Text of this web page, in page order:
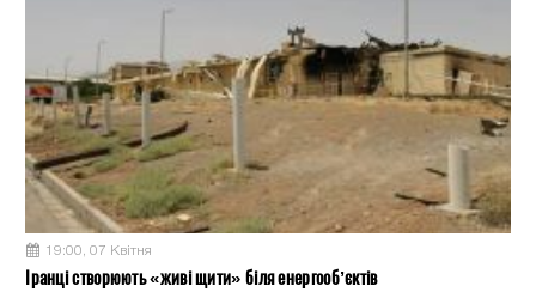
19:00, 07 Квітня
Іранці створюють «живі щити» біля енергооб’єктів